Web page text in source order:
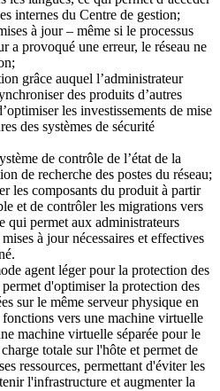
internes du Centre de gestion;
à jour – même si le processus
a provoqué une erreur, le réseau ne
grâce auquel l’administrateur
des produits d’autres
les investissements de mise
des systèmes de sécurité
de contrôle de l’état de la
de recherche des postes du réseau;
les composants du produit à partir
et de contrôler les migrations vers
qui permet aux administrateurs
à jour nécessaires et effectives
agent léger pour la protection des
d'optimiser la protection des
sur le même serveur physique en
fonctions vers une machine virtuelle
machine virtuelle séparée pour le
totale sur l'hôte et permet de
ressources, permettant d'éviter les
l'infrastructure et augmenter la